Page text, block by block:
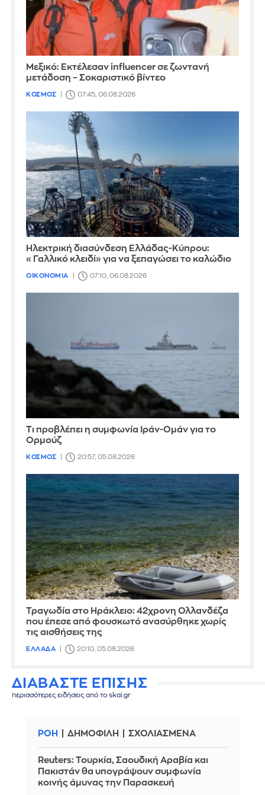
Μεξικό: Εκτέλεσαν influencer σε ζωντανή
μετάδοση – Σοκαριστικό βίντεο
ΚΟΣΜΟΣ 07:45, 06.08.2026
Ηλεκτρική διασύνδεση Ελλάδας-Κύπρου:
«Γαλλικό κλειδί» για να ξεπαγώσει το καλώδιο
ΟΙΚΟΝΟΜΙΑ 07:10, 06.08.2026
Τι προβλέπει η συμφωνία Ιράν-Ομάν για το
Ορμούζ
ΚΟΣΜΟΣ 20:57, 05.08.2026
Τραγωδία στο Ηράκλειο: 42χρονη Ολλανδέζα
που έπεσε από φουσκωτό ανασύρθηκε χωρίς
τις αισθήσεις της
ΕΛΛΑΔΑ 20:10, 05.08.2026
ΔΙΑΒΑΣΤΕ ΕΠΙΣΗΣ
περισσότερες ειδήσεις από το skai.gr
ΡΟΗ ΔΗΜΟΦΙΛΗ ΣΧΟΛΙΑΣΜΕΝΑ
Reuters: Τουρκία, Σαουδική Αραβία και
Πακιστάν θα υπογράψουν συμφωνία
κοινής άμυνας την Παρασκευή